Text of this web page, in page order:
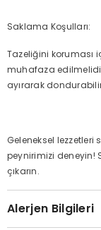
Saklama Koşulları:
Tazeliğini koruması
muhafaza
ayırarak
Geleneksel lezzetleri
peynirimizi deneyin!
çıkarın.
Alerjen Bilgileri